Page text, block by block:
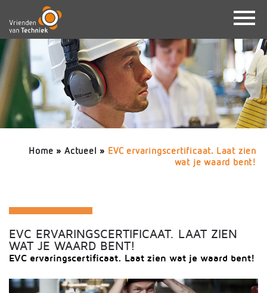
Home » Actueel » EVC ervaringscertificaat. Laat zien
wat je waard bent!
EVC ERVARINGSCERTIFICAAT. LAAT ZIEN
WAT JE WAARD BENT!
EVC ervaringscertificaat. Laat zien wat je waard bent!